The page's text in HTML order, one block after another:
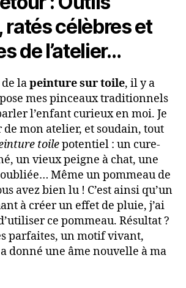
ratés célèbres et
de l’atelier…
lapeinture sur toile, il y a
mes pinceaux traditionnels
l’enfant curieux en moi. Je
mon atelier, et soudain, tout
toilepotentiel : un cure-
un vieux peigne à chat, une
Même un pommeau de
avez bien lu ! C’est ainsi qu’un
à créer un effet de pluie, j’ai
ce pommeau. Résultat ?
parfaites, un motif vivant,
donné une âme nouvelle à ma